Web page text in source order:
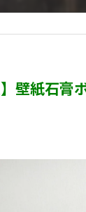
】壁紙石